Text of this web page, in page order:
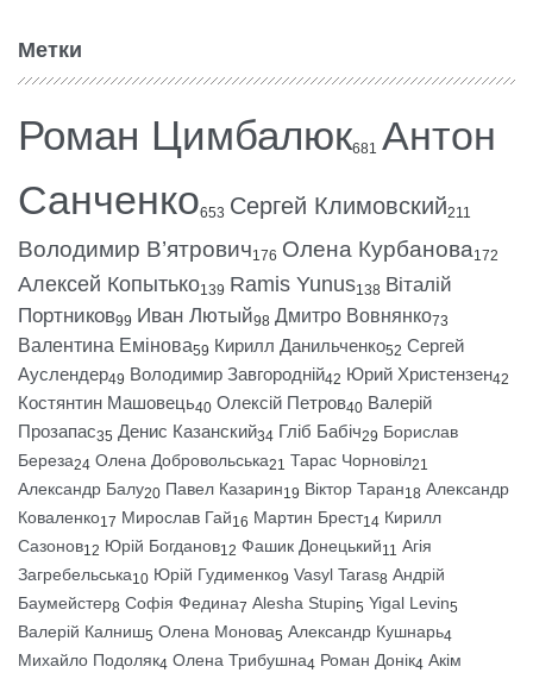
Метки
Роман Цимбалюк681 Антон
Санченко653 Сергей Климовский211
Володимир В’ятрович176 Олена Курбанова172
Алексей Копытько139 Ramis Yunus138 Віталій
Портников99 Иван Лютый98 Дмитро Вовнянко73
Валентина Емінова59 Кирилл Данильченко52 Сергей
Ауслендер49 Володимир Завгородній42 Юрий Христензен42
Костянтин Машовець40 Олексій Петров40 Валерій
Прозапас35 Денис Казанский34 Гліб Бабіч29 Борислав
Береза24 Олена Добровольська21 Тарас Чорновіл21
Александр Балу20 Павел Казарин19 Віктор Таран18 Александр
Коваленко17 Мирослав Гай16 Мартин Брест14 Кирилл
Сазонов12 Юрій Богданов12 Фашик Донецький11 Агія
Загребельська10 Юрій Гудименко9 Vasyl Taras8 Андрій
Баумейстер8 Софія Федина7 Alesha Stupin5 Yigal Levin5
Валерій Калниш5 Олена Монова5 Александр Кушнарь4
Михайло Подоляк4 Олена Трибушна4 Роман Донік4 Акім